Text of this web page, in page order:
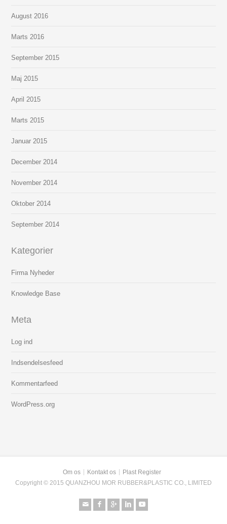
August 2016
Marts 2016
September 2015
Maj 2015
April 2015
Marts 2015
Januar 2015
December 2014
November 2014
Oktober 2014
September 2014
Kategorier
Firma Nyheder
Knowledge Base
Meta
Log ind
Indsendelsesfeed
Kommentarfeed
WordPress.org
Om os Kontakt os
Plast Register
Copyright © 2015 QUANZHOU MOR RUBBER&PLASTIC CO., LIMITED